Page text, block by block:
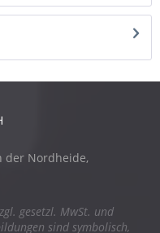
der Nordheide,
gesetzl. MwSt. und
sind symbolisch,